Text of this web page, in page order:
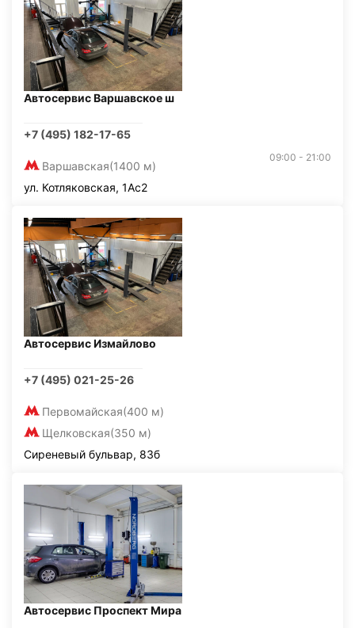
Автосервис Варшавское ш
+7 (495) 182-17-65
Варшавская(1400 м)
09:00 - 21:00
ул. Котляковская, 1Ас2
Автосервис Измайлово
+7 (495) 021-25-26
Первомайская(400 м)
Щелковская(350 м)
Сиреневый бульвар, 83б
Автосервис Проспект Мира